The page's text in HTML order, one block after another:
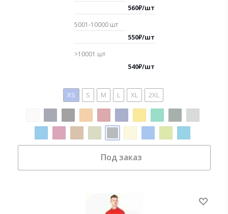
560₽/шт
5001-10000 шт
550₽/шт
>10001 шт
540₽/шт
XS S M L XL 2XL
Под заказ